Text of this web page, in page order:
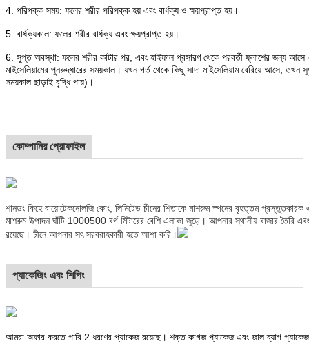
4. পরিপক্ক সময়: ফলের শরীর পরিপক্ক হয় এবং বার্ধক্য ও ক্ষয়প্রাপ্ত হয়।
5. বার্ধক্যকাল: ফলের শরীর বার্ধক্য এবং ক্ষয়প্রাপ্ত হয়।
6. সুপ্ত অবস্থা: ফলের শরীর কাটার পর, এবং হাইফাল প্রসারণ থেকে পরবর্তী ফ্লাশের জন্য আসে
মাইসেলিয়ামের পুনরুদ্ধারের সময়কাল। যখন গর্ত থেকে কিছু সাদা মাইসেলিয়াম বেরিয়ে আসে,
সময়কাল ছাড়াই বৃদ্ধি পায়)।
কোম্পানির প্রোফাইল
শানডং কিহে বায়োটেকনোলজি কোং, লিমিটেড চীনের শিতাকে মাশরুম স্পনের বৃহত্তম
মাশরুম উত্পাদন ঘাঁটি 1000500 বর্গ মিটারের বেশি এলাকা জুড়ে। আপনার স্থানীয় বাজার তৈরি
রয়েছে। চীনে আপনার সৎ সরবরাহকারী হতে আশা করি।
প্যাকেজিং এবং শিপিং
আমরা অফার করতে পারি 2 ধরণের প্যাকেজ রয়েছে। শক্ত কাগজ প্যাকেজ এবং জাল ব্যাগ